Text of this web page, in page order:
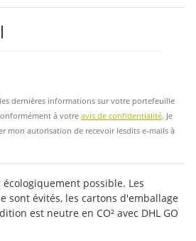
dernières informations sur votre portefeuille
à votre avis de confidentialité. Je
mon autorisation de recevoir lesdits e-mails à
possible. Les
sont évités, les cartons d'emballage
est neutre en CO² avec DHL GO